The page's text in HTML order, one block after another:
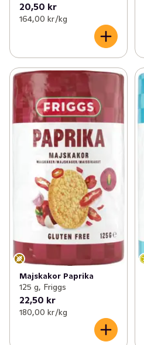
20,50 kr
164,00 kr /kg
Majskakor Paprika
125 g, Friggs
22,50 kr
180,00 kr /kg